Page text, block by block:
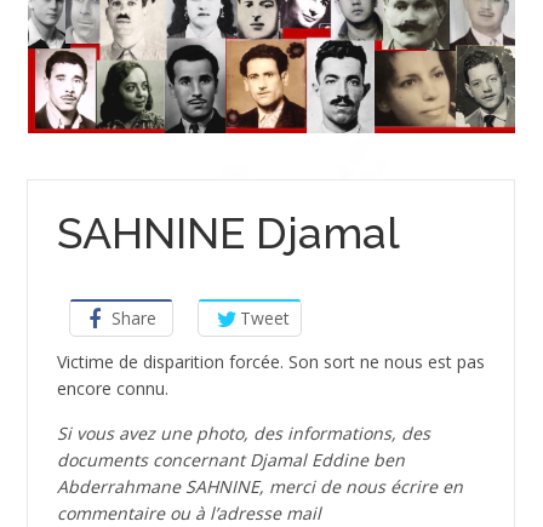
SAHNINE Djamal
Share
Tweet
Victime de disparition forcée. Son sort ne nous est pas
encore connu.
Si vous avez une photo, des informations, des
documents concernant Djamal Eddine ben
Abderrahmane SAHNINE, merci de nous écrire en
commentaire ou à l’adresse mail